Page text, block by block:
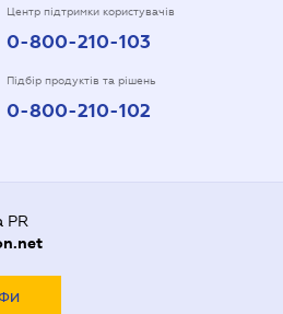
Центр підтримки користувачів
0-800-210-103
Підбір продуктів та рішень
0-800-210-102
PR